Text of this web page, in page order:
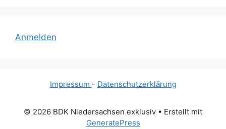
Anmelden
Impressum - Datenschutzerklärung
© 2026 BDK Niedersachsen exklusiv • Erstellt mit
GeneratePress